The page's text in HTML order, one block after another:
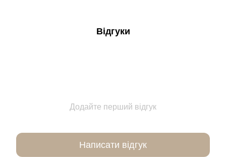
Відгуки
Додайте перший відгук
Написати відгук